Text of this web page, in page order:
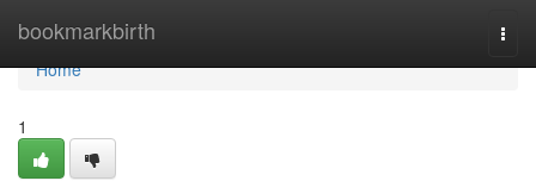
bookmarkbirth
Home
Home
1